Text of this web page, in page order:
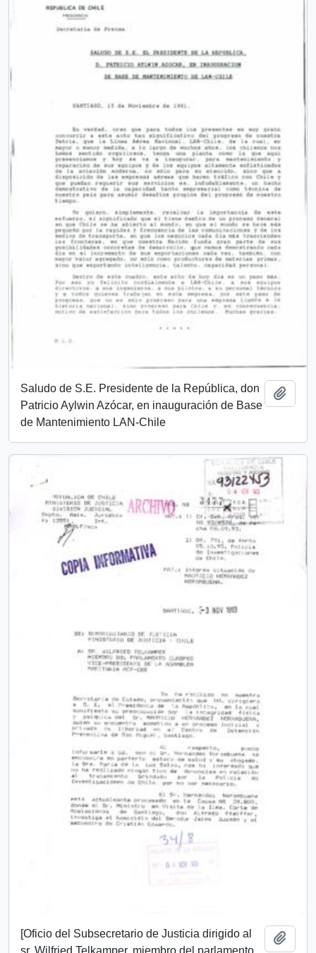
Saludo de S.E. Presidente de la República, don
Patricio Aylwin Azócar, en inauguración de Base
de Mantenimiento LAN-Chile
[Oficio del Subsecretario de Justicia dirigido al
sr. Wilfried Telkamper, miembro del parlamento